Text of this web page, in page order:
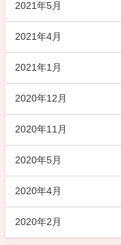
2021年5月
2021年4月
2021年1月
2020年12月
2020年11月
2020年5月
2020年4月
2020年2月